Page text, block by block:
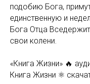
подобию Бога,
единственную и
Бога Отца
свои колени.
«Книга Жизни» 🔥
Книга Жизни ⚛️